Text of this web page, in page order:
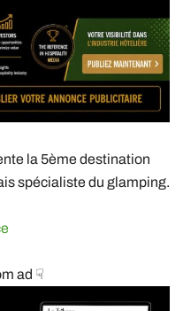
la 5ème destination
spécialiste du glamping.
ad ☟